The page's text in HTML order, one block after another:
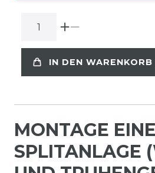
IN DEN WARENKORB
MONTAGE
SPLITANLAGE